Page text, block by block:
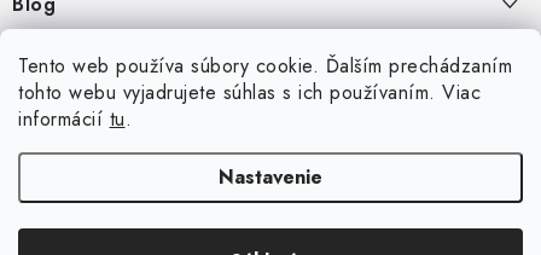
Tento web používa súbory cookie. Ďalším prechádzaním
tohto webu vyjadrujete súhlas s ich používaním. Viac
informácií tu.
Nastavenie
p
ä
Aké druhy biliardu existujú? Kompletný prehľad biliardových hier
16.4.2026
Rozmery biliardového stola
26.6.2025
Facebook
Zákaznícky účet
Všeobecné obchodné podmienky